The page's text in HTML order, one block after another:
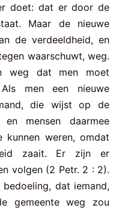
doet: dat er door de
Maar de nieuwe
de verdeeldheid, en
waarschuwt, weg.
weg dat men moet
men een nieuwe
die wijst op de
mensen daarmee
weren, omdat
zaait. Er zijn er
volgen (2 Petr. 2 : 2).
dat iemand,
gemeente weg zou